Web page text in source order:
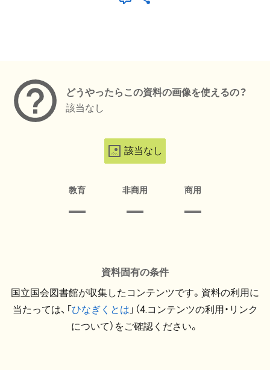
どうやったらこの資料の画像を使えるの？
該当なし
該当なし
教育 非商用 商用
資料固有の条件
国立国会図書館が収集したコンテンツです。資料の利用に
当たっては、「ひなぎくとは 」（4.コンテンツの利用・リンク
について）をご確認ください。